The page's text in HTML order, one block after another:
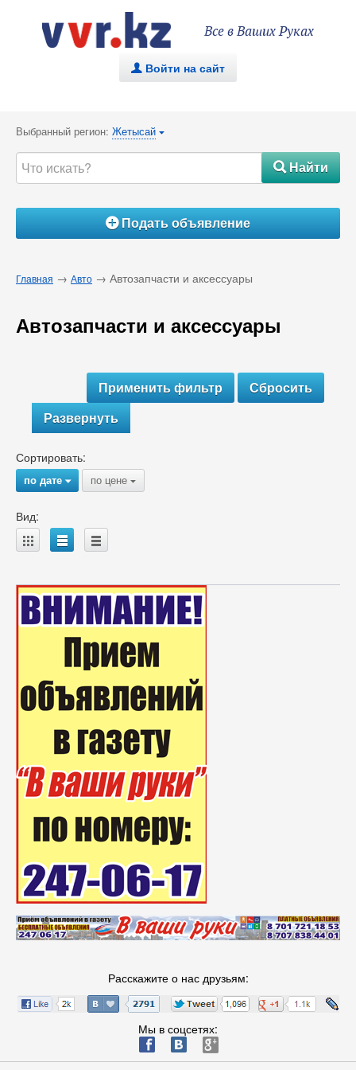
Все в Ваших Руках
. Войти на сайт
Выбранный регион: Жетысай {
#Найти
ÁПодать объявление
Главная → Авто → Автозапчасти и аксессуары
Автозапчасти и аксессуары
Развернуть
Сортировать:
по дате{ по цене {
Вид:
A B C
Расскажите о нас друзьям:
Мы в соцсетях:
ä æ è